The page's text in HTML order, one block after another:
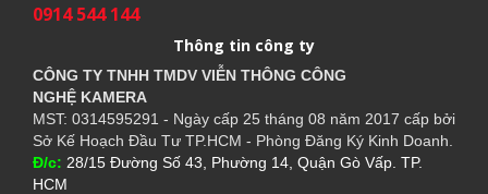
0914 544 144
Thông tin công ty
CÔNG TY TNHH TMDV VIỄN THÔNG CÔNG
NGHỆ KAMERA
MST: 0314595291 - Ngày cấp 25 tháng 08 năm 2017 cấp bởi
Sở Kế Hoạch Đầu Tư TP.HCM - Phòng Đăng Ký Kinh Doanh.
Đ/c: 28/15 Đường Số 43, Phường 14, Quận Gò Vấp. TP.
HCM